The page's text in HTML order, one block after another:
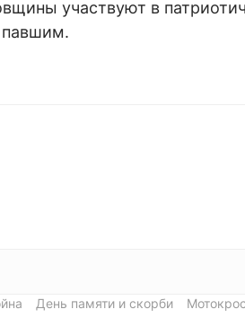
участвуют в
павшим.
День памяти и скорби